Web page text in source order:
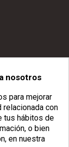
nosotros
para mejorar
con
tus hábitos de
o bien
en nuestra